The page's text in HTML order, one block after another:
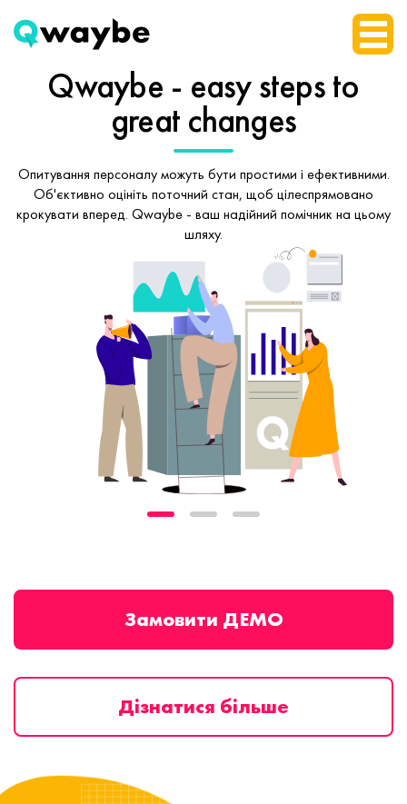
Qwaybe - easy stepsto
great changes
Опитування персоналу можуть бути простими і ефективними.
Об'єктивно оцініть поточний стан, щоб цілеспрямовано
крокувати вперед. Qwaybe - ваш надійний помічник на цьому
шляху.
Замовити ДЕМО
Дізнатися більше